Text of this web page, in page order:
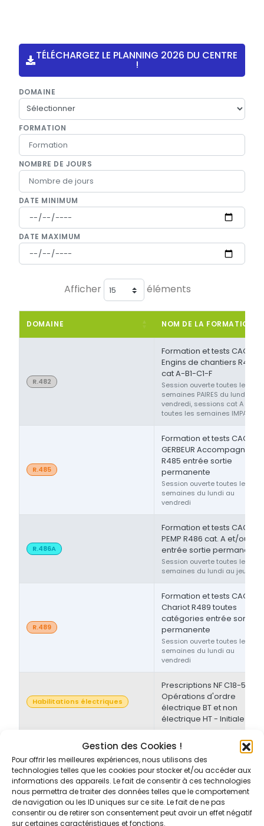
Gestion des Cookies !
Pour offrir les meilleures expériences, nous utilisons des
technologies telles que les cookies pour stocker et/ou accéder aux
informations des appareils. Le fait de consentir à ces technologies
nous permettra de traiter des données telles que le comportement
de navigation ou les ID uniques sur ce site. Le fait de ne pas
consentir ou de retirer son consentement peut avoir un effet négatif
sur certaines caractéristiques et fonctions.
TÉLÉCHARGEZ LE PLANNING 2026 DU CENTRE
!
DOMAINE
FORMATION
NOMBRE DE JOURS
DATE MINIMUM
DATE MAXIMUM
Afficher éléments
DOMAINE NOM DE LA FORMATION
R.482
Formation et tests CACES®
Engins de chantiers R482
cat A-B1-C1-F
Session ouverte toutes les
semaines PAIRES du lundi au
vendredi, sessions cat A ou F
toutes les semaines IMPAIRES
R.485
Formation et tests CACES®
GERBEUR Accompagnant
R485 entrée sortie
permanente
Session ouverte toutes les
semaines du lundi au
vendredi
R.486A
Formation et tests CACES®
PEMP R486 cat. A et/ou B
entrée sortie permanente
Session ouverte toutes les
semaines du lundi au jeudi
R.489
Formation et tests CACES®
Chariot R489 toutes
catégories entrée sortie
permanente
Session ouverte toutes les
semaines du lundi au
vendredi
Habilitations électriques
Prescriptions NF C18-510 -
Opérations d'ordre
électrique BT et non
électrique HT - Initiale
Habilitations électriques
Prescriptions NF C18-510 -
Opérations d'ordre non-
électrique BT et/ou HT -
Initiale/Recyclage
Prescriptions NF C18-510 -
Opérations d'ordre non-